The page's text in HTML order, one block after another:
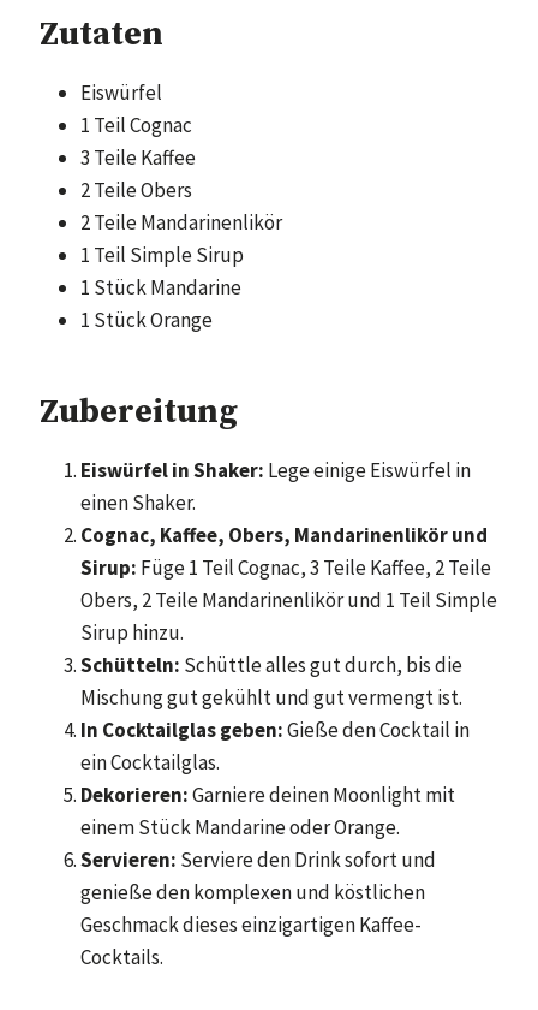
Zutaten
Eiswürfel
1 Teil Cognac
3 Teile Kaffee
2 Teile Obers
2 Teile Mandarinenlikör
1 Teil Simple Sirup
1 Stück Mandarine
1 Stück Orange
Zubereitung
Eiswürfel in Shaker: Lege einige Eiswürfel in
einen Shaker.
Cognac, Kaffee, Obers, Mandarinenlikör und
Sirup: Füge 1 Teil Cognac, 3 Teile Kaffee, 2 Teile
Obers, 2 Teile Mandarinenlikör und 1 Teil Simple
Sirup hinzu.
Schütteln: Schüttle alles gut durch, bis die
Mischung gut gekühlt und gut vermengt ist.
In Cocktailglas geben:Gieße den Cocktail in
ein Cocktailglas.
Dekorieren:Garniere deinen Moonlight mit
einem Stück Mandarine oder Orange.
Servieren: Serviere den Drink sofort und
genieße den komplexen und köstlichen
Geschmack dieses einzigartigen Kaffee-
Cocktails.